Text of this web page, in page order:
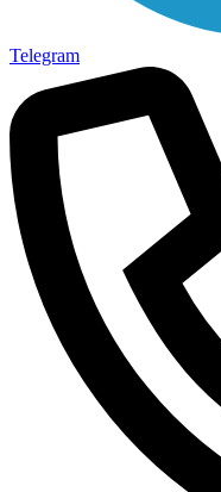
Telegram